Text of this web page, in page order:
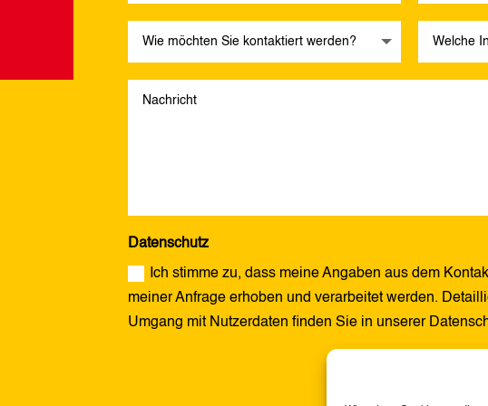
Datenschutz
Ich stimme zu, dass meine Angaben aus dem
meiner Anfrage erhoben und verarbeitet werden.
Umgang mit Nutzerdaten finden Sie in unserer